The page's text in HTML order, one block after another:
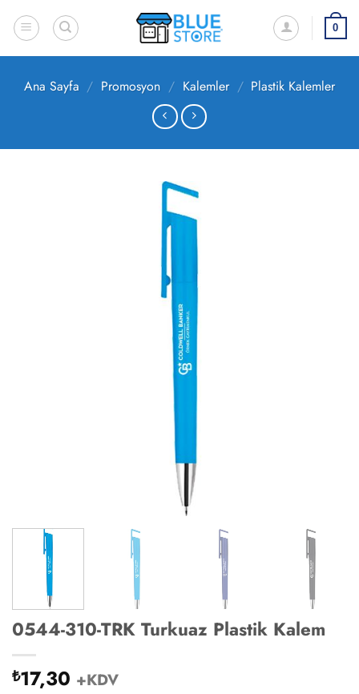
atla
0
Ana Sayfa / Promosyon / Kalemler / Plastik Kalemler
0544-310-TRK Turkuaz Plastik Kalem
₺17,30 +KDV